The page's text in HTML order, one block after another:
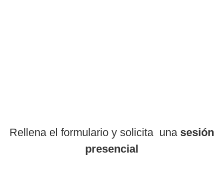
Rellena el formulario y solicita una sesión
presencial